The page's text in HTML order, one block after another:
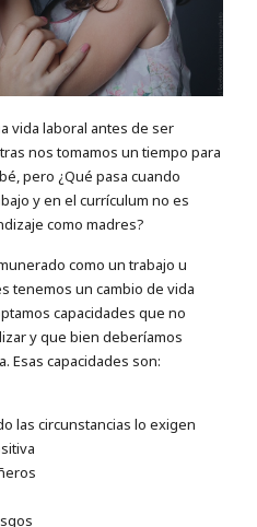
vida laboral antes de ser
nos tomamos un tiempo para
pero ¿Qué pasa cuando
y en el currículum no es
como madres?
como un trabajo u
tenemos un cambio de vida
capacidades que no
y que bien deberíamos
Esas capacidades son:
las circunstancias lo exigen